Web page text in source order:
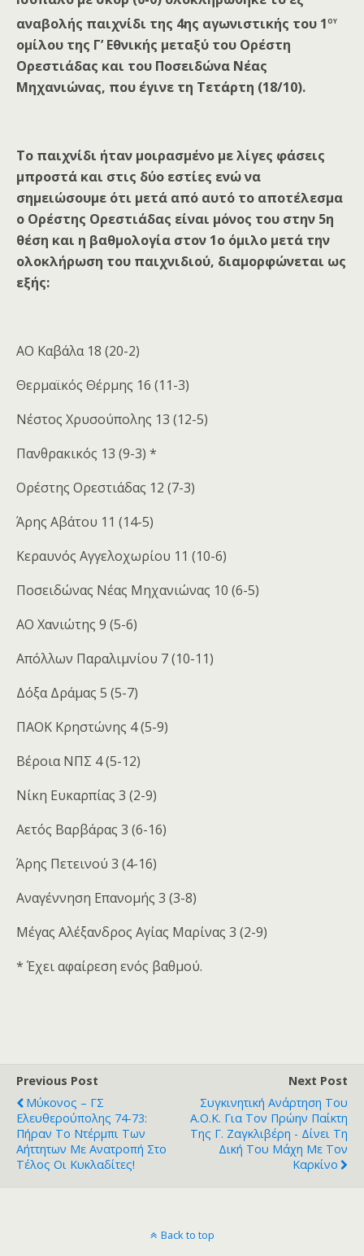
αναβολής παιχνίδι της 4ης αγωνιστικής του 1ου
ομίλου της Γ’ Εθνικής μεταξύ του Ορέστη
Ορεστιάδας και του Ποσειδώνα Νέας
Μηχανιώνας, που έγινε τη Τετάρτη (18/10).
Το παιχνίδι ήταν μοιρασμένο με λίγες φάσεις
μπροστά και στις δύο εστίες ενώ να
σημειώσουμε ότι μετά από αυτό το αποτέλεσμα
ο Ορέστης Ορεστιάδας είναι μόνος του στην 5η
θέση και η βαθμολογία στον 1ο όμιλο μετά την
ολοκλήρωση του παιχνιδιού, διαμορφώνεται ως
εξής:
ΑΟ Καβάλα 18 (20-2)
Θερμαϊκός Θέρμης 16 (11-3)
Νέστος Χρυσούπολης 13 (12-5)
Πανθρακικός 13 (9-3) *
Ορέστης Ορεστιάδας 12 (7-3)
Άρης Αβάτου 11 (14-5)
Κεραυνός Αγγελοχωρίου 11 (10-6)
Ποσειδώνας Νέας Μηχανιώνας 10 (6-5)
ΑΟ Χανιώτης 9 (5-6)
Απόλλων Παραλιμνίου 7 (10-11)
Δόξα Δράμας 5 (5-7)
ΠΑΟΚ Κρηστώνης 4 (5-9)
Βέροια ΝΠΣ 4 (5-12)
Νίκη Ευκαρπίας 3 (2-9)
Αετός Βαρβάρας 3 (6-16)
Άρης Πετεινού 3 (4-16)
Αναγέννηση Επανομής 3 (3-8)
Μέγας Αλέξανδρος Αγίας Μαρίνας 3 (2-9)
* Έχει αφαίρεση ενός βαθμού.
Previous Post
Μύκονος – ΓΣ
Ελευθερούπολης 74-73:
Πήραν Το Ντέρμπι Των
Αήττητων Με Ανατροπή Στο
Τέλος Οι Κυκλαδίτες!
Next Post
Συγκινητική Ανάρτηση Του
Α.Ο.Κ. Για Τον Πρώην Παίκτη
Της Γ. Ζαγκλιβέρη - Δίνει Τη
Δική Του Μάχη Με Τον
Καρκίνο
Back to top